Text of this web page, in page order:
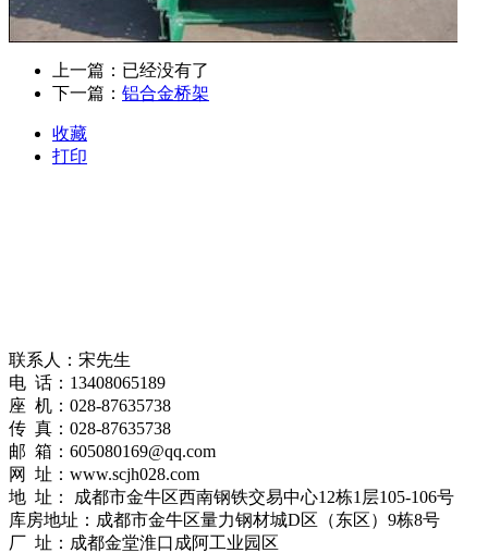
上一篇：已经没有了
下一篇： 铝合金桥架
收藏
打印
联系人：宋先生
电 话：13408065189
座 机：028-87635738
传 真：028-87635738
邮 箱：605080169@qq.com
网 址：www.scjh028.com
地 址： 成都市金牛区西南钢铁交易中心12栋1层105-106号
库房地址：成都市金牛区量力钢材城D区（东区）9栋8号
厂 址：成都金堂淮口成阿工业园区